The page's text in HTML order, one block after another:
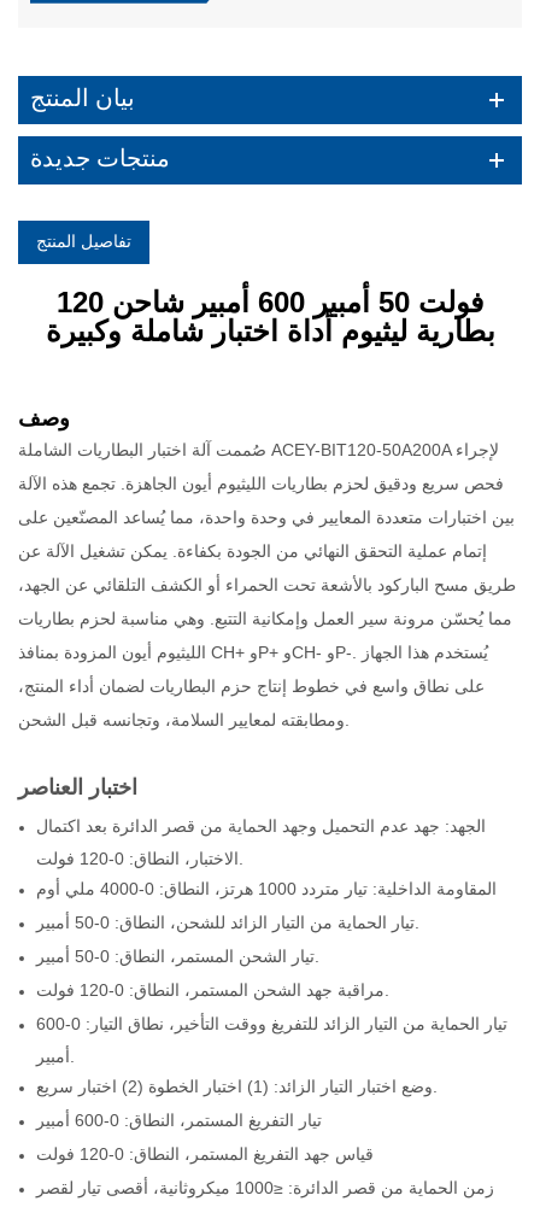
بيان المنتج
منتجات جديدة
تفاصيل المنتج
120 فولت 50 أمبير 600 أمبير شاحن
بطارية ليثيوم أداة اختبار شاملة وكبيرة
وصف
صُممت آلة اختبار البطاريات الشاملة ACEY-BIT120-50A200A لإجراء
فحص سريع ودقيق لحزم بطاريات الليثيوم أيون الجاهزة. تجمع هذه الآلة
بين اختبارات متعددة المعايير في وحدة واحدة، مما يُساعد المصنّعين على
إتمام عملية التحقق النهائي من الجودة بكفاءة. يمكن تشغيل الآلة عن
طريق مسح الباركود بالأشعة تحت الحمراء أو الكشف التلقائي عن الجهد،
مما يُحسّن مرونة سير العمل وإمكانية التتبع. وهي مناسبة لحزم بطاريات
الليثيوم أيون المزودة بمنافذ CH+ وP+ وCH- وP-. يُستخدم هذا الجهاز
على نطاق واسع في خطوط إنتاج حزم البطاريات لضمان أداء المنتج،
اختبار العناصر
الجهد: جهد عدم التحميل وجهد الحماية من قصر الدائرة بعد اكتمال
المقاومة الداخلية: تيار متردد 1000 هرتز، النطاق: 0-4000 ملي أوم
تيار الحماية من التيار الزائد للتفريغ ووقت التأخير، نطاق التيار: 0-600
تيار التفريغ المستمر، النطاق: 0-600 أمبير
قياس جهد التفريغ المستمر، النطاق: 0-120 فولت
زمن الحماية من قصر الدائرة: ≤1000 ميكروثانية، أقصى تيار لقصر